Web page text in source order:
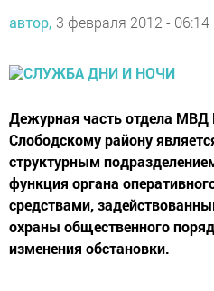
автор, 3 февраля 2012 - 06:14
Дежурная часть отдела МВД
Слободскому району
структурным
функция органа
средствами,
охраны общественного
изменения обстановки.